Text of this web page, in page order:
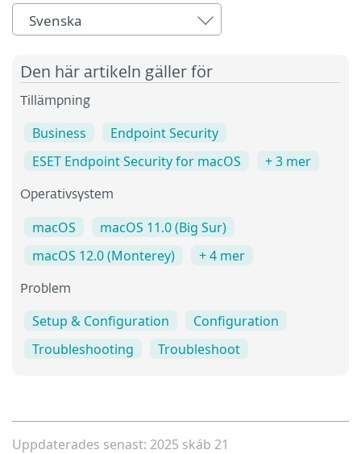
Svenska
Den här artikeln gäller för
Tillämpning
Business
Endpoint Security
ESET Endpoint Security for macOS
+ 3 mer
Operativsystem
macOS
macOS 11.0 (Big Sur)
macOS 12.0 (Monterey)
+ 4 mer
Problem
Setup & Configuration
Configuration
Troubleshooting
Troubleshoot
Uppdaterades senast: 2025 skáb 21